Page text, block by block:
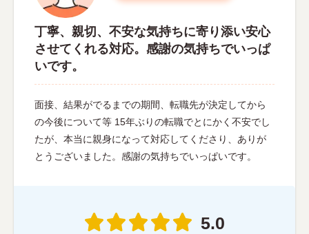
丁寧、親切、不安な気持ちに寄り添い安心
させてくれる対応。感謝の気持ちでいっぱ
いです。
面接、結果がでるまでの期間、転職先が決定してから
の今後について等 15年ぶりの転職でとにかく不安でし
たが、本当に親身になって対応してくださり、ありが
とうございました。感謝の気持ちでいっぱいです。
5.0